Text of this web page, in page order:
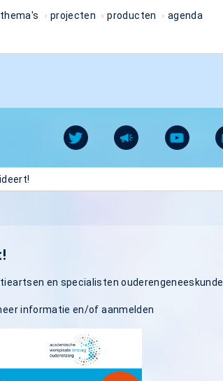
thema's projecten producten
agenda
en specialisten ouderengeneeskunde
informatie en/of aanmelden